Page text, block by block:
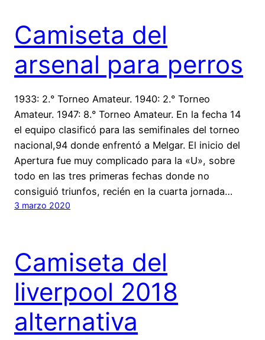
Camiseta del
arsenal para perros
1933: 2.° Torneo Amateur. 1940: 2.° Torneo
Amateur. 1947: 8.° Torneo Amateur. En la fecha 14
el equipo clasificó para las semifinales del torneo
nacional,94 donde enfrentó a Melgar. El inicio del
Apertura fue muy complicado para la «U», sobre
todo en las tres primeras fechas donde no
consiguió triunfos, recién en la cuarta jornada…
3 marzo 2020
Camiseta del
liverpool 2018
alternativa